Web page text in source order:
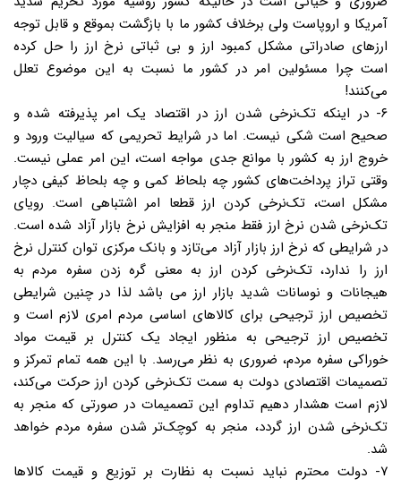
آمریکا و اروپاست ولی برخلاف کشور ما با بازگشت بموقع و قابل توجه
ارزهای صادراتی مشکل کمبود ارز و بی ثباتی نرخ ارز را حل کرده
است چرا مسئولین امر در کشور ما نسبت به این موضوع تعلل
می‌کنند!
۶- در اینکه تک‌نرخی شدن ارز در اقتصاد یک امر پذیرفته شده و
صحیح است شکی نیست. اما در شرایط تحریمی که سیالیت ورود و
خروج ارز به کشور با موانع جدی مواجه است، این امر عملی نیست.
وقتی تراز پرداخت‌های کشور چه بلحاظ کمی و چه بلحاظ کیفی دچار
مشکل است، تک‌نرخی کردن ارز قطعا امر اشتباهی است. رویای
تک‌نرخی شدن نرخ ارز فقط منجر به افزایش نرخ بازار آزاد شده است.
در شرایطی که نرخ ارز بازار آزاد می‌تازد و بانک مرکزی توان کنترل نرخ
ارز را ندارد، تک‌نرخی کردن ارز به معنی گره زدن سفره مردم به
هیجانات و نوسانات شدید بازار ارز می باشد لذا در چنین شرایطی
تخصیص ارز ترجیحی برای کالاهای اساسی مردم امری لازم است و
تخصیص ارز ترجیحی به منظور ایجاد یک کنترل بر قیمت مواد
خوراکی سفره مردم، ضروری به نظر می‌رسد. با این همه تمام تمرکز و
تصمیمات اقتصادی دولت به سمت تک‌نرخی کردن ارز حرکت می‌کند،
لازم است هشدار دهیم تداوم این تصمیمات در صورتی که منجر به
تک‌نرخی شدن ارز گردد، منجر به کوچک‌تر شدن سفره مردم خواهد
شد.
۷- دولت محترم نباید نسبت به نظارت بر توزیع و قیمت کالاها